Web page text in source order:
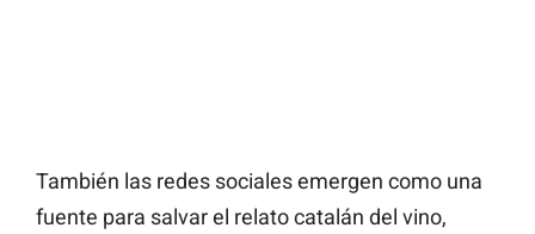
También las redes sociales emergen como una
fuente para salvar el relato catalán del vino,